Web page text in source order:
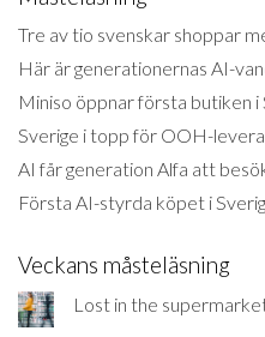
Tre av tio svenskar shoppar
Här är generationernas AI-
Miniso öppnar första butiken i
Sverige i topp för OOH-
AI får generation Alfa att
Första AI-styrda köpet i
Veckans måsteläsning
Lost in the